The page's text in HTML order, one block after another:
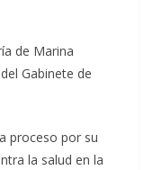
de Marina
Gabinete de
proceso por su
la salud en la